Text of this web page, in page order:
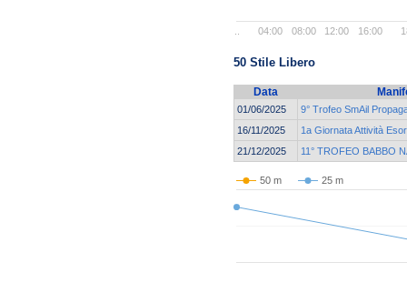
04:00 08:00 12:00 16:00
50 Stile Libero
Data
01/06/2025
9° Trofeo SmAil
16/11/2025
1a Giornata Attività
21/12/2025
11° TROFEO BABBO
50 m 25 m